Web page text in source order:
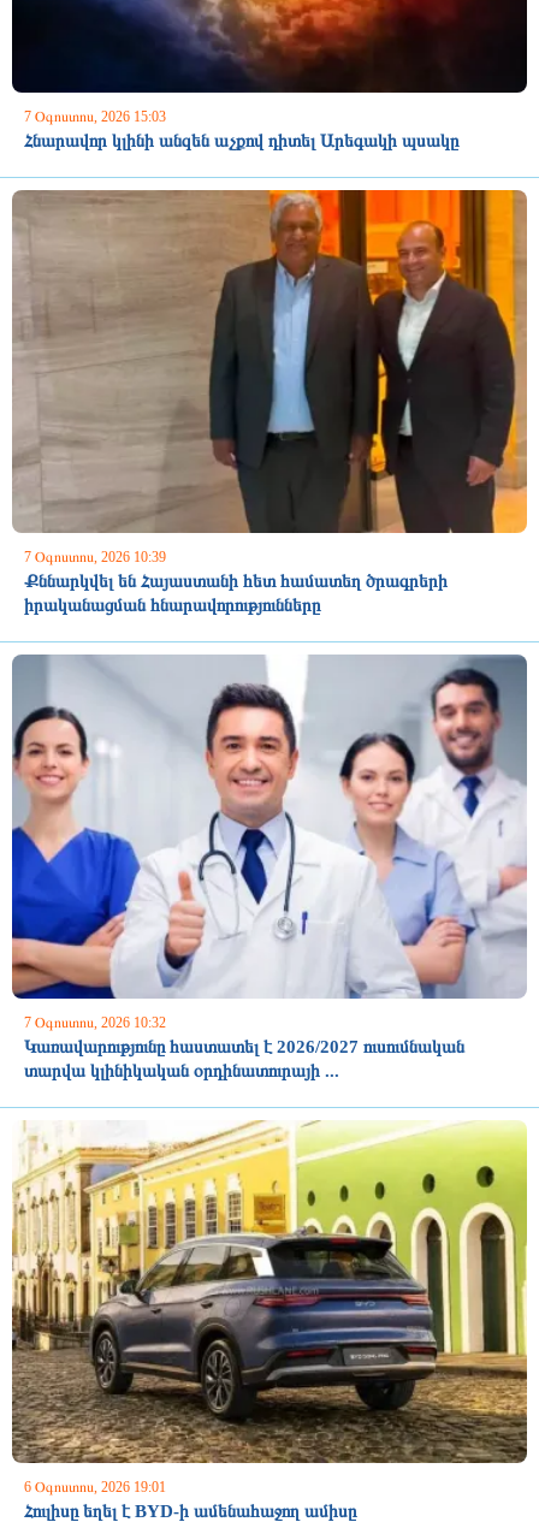
7 Օգոստոս, 2026 15:03
Հնարավոր կլինի անզեն աչքով դիտել Արեգակի պսակը
7 Օգոստոս, 2026 10:39
Քննարկվել են Հայաստանի հետ համատեղ ծրագրերի
իրականացման հնարավորությունները
7 Օգոստոս, 2026 10:32
Կառավարությունը հաստատել է 2026/2027 ուսումնական
տարվա կլինիկական օրդինատուրայի ...
6 Օգոստոս, 2026 19:01
Հուլիսը եղել է BYD-ի ամենահաջող ամիսը